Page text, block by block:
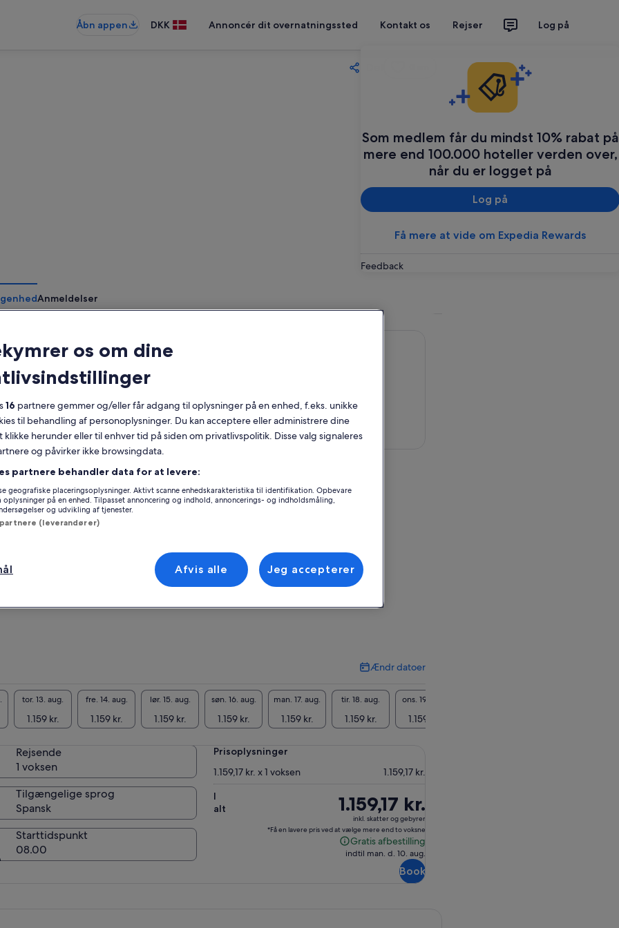
Åbn appen DKK Annoncér dit overnatningssted Kontakt os Rejser Log på
Som medlem får du mindst 10% rabat på
mere end 100.000 hoteller verden over,
når du er logget på
Log på
Få mere at vide om Expedia Rewards
Feedback
Anmeldelser
Gratis afbestilling
8 timer
Mobilkupon
Øjeblikkelig
bekræftelse
Afhentning fra
udvalgte hoteller
Flere sprog
tur vil du have mulighed for at besøge
mest maleriske koloniale byer med større
traditioner i den vestlige del af El
Vi fortsætter vores tur til Apaneca, den
landsby i hele El Salvador, kendt for sine
Her kan du gøre nogle valgfrie
Estate og Afsluttende i et afslappende
på Termales de Santa Teresa for at nyde de
kilder.
Se på kort
Nahuizalco
Nahuizalco
Nahuizalco, El Salvador
Ændr datoer
Ændr
tor. 13. aug.
1.159 kr.
fre. 14. aug.
1.159 kr.
lør. 15. aug.
1.159 kr.
søn. 16. aug.
1.159 kr.
man. 17. aug.
1.159 kr.
tir. 18. aug.
1.159 kr.
ons. 19. aug.
1.159 kr.
Rejsende
1 voksen
Tilgængelige sprog
Spansk
Starttidspunkt
08.00
Prisoplysninger
1.159,17 kr. x 1 voksen
1.159,17 kr.
I
alt
Prisen
er
1.159,17 kr.
1.159,17 kr.
inkl. skatter og gebyrer
*Få en lavere pris ved at vælge mere end to voksne
Gratis afbestilling
Gratis
indtil man. d. 10. aug.
Book
os om dine
16 partnere gemmer og/eller får adgang til oplysninger på en enhed, f.eks. unikke
til behandling af personoplysninger. Du kan acceptere eller administrere dine
klikke herunder eller til enhver tid på siden om privatlivspolitik. Disse valg signaleres
og påvirker ikke browsingdata.
partnere behandler data for at levere:
geografiske placeringsoplysninger. Aktivt scanne enhedskarakteristika til identifikation. Opbevare
på en enhed. Tilpasset annoncering og indhold, annoncerings- og indholdsmåling,
og udvikling af tjenester.
(leverandører)
Afvis alle Jeg accepterer